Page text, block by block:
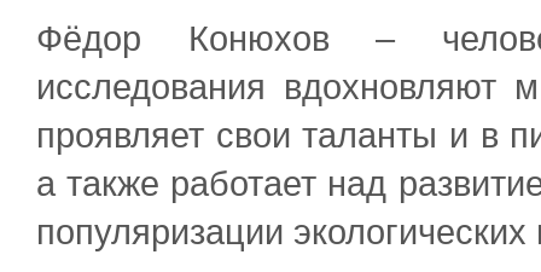
Фёдор Конюхов –
исследования
проявляет свои таланты и в
а также работает над
популяризации экологических